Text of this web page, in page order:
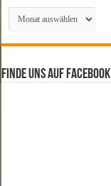
Archiv
Finde uns auf Facebook